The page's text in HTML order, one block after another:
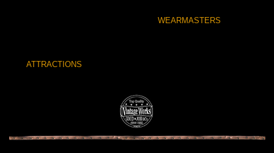
WEARMASTERS
ATTRACTIONS